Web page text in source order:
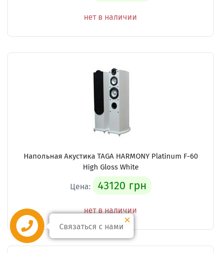
нет в наличии
Напольная Акустика TAGA HARMONY Platinum F-60
High Gloss White
Цена: 43120 грн
нет в наличии
Связаться с нами